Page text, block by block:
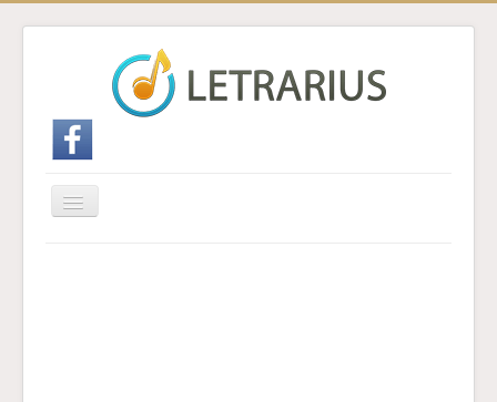
Cambiar
navegación